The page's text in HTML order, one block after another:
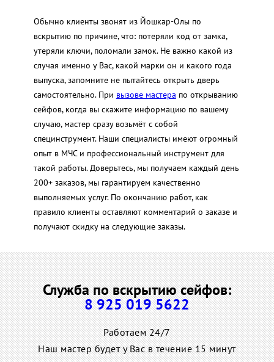
Обычно клиенты звонят из Йошкар-Олы по
вскрытию по причине, что: потеряли код от замка,
утеряли ключи, поломали замок. Не важно какой из
случая именно у Вас, какой марки он и какого года
выпуска, запомните не пытайтесь открыть дверь
самостоятельно. При вызове мастера по открыванию
сейфов, когда вы скажите информацию по вашему
случаю, мастер сразу возьмёт с собой
специнструмент. Наши специалисты имеют огромный
опыт в МЧС и профессиональный инструмент для
такой работы. Доверьтесь, мы получаем каждый день
200+ заказов, мы гарантируем качественно
выполняемых услуг. По окончанию работ, как
правило клиенты оставляют комментарий о заказе и
получают скидку на следующие заказы.
Служба по вскрытию сейфов:
8 925 019 5622
Работаем 24/7
Наш мастер будет у Вас в течение 15 минут